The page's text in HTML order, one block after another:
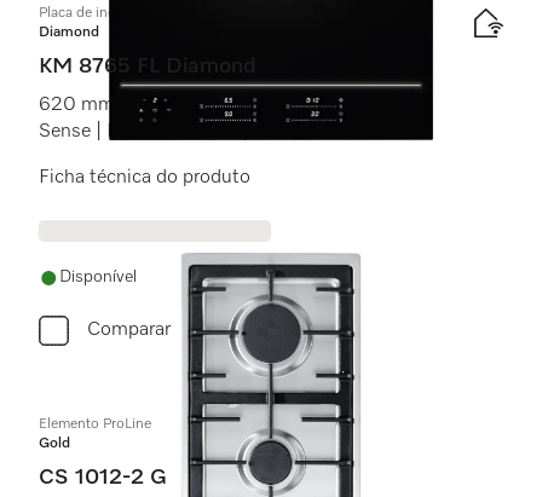
Placa de indução independente do forno
Diamond
KM 8765 FL Diamond
620 mm | Indução total | Compatível com M
Sense | DiamondFinish | Linha de luz
Ficha técnica do produto
Disponível
Comparar
Elemento ProLine
Gold
CS 1012-2 G